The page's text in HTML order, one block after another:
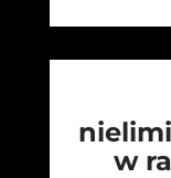
w